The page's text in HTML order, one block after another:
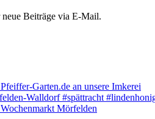
Beiträge via E-Mail.
Garten.de an unsere Imkerei
Walldorf #spättracht
Mörfelden